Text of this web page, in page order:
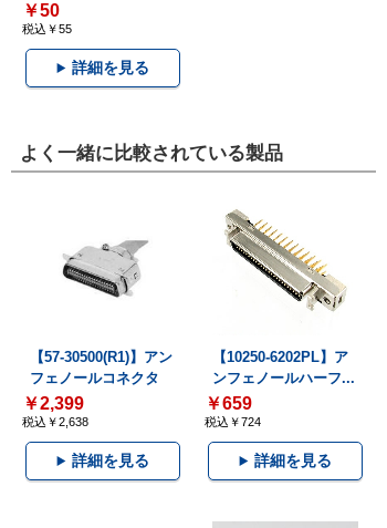
￥50
税込￥55
詳細を見る
よく一緒に比較されている製品
【57-30500(R1)】アン
フェノールコネクタ
￥2,399
税込￥2,638
詳細を見る
【10250-6202PL】ア
ンフェノールハーフ...
￥659
税込￥724
詳細を見る